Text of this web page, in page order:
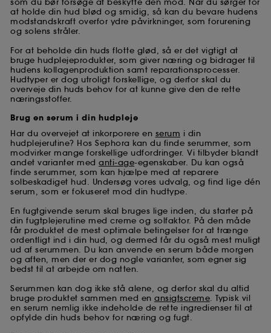
som du bør forsøge at beskytte den mod. Når du sørger for
at holde din hud blød og smidig, så kan du bevare hudens
modstandskraft overfor ydre påvirkninger, som forurening
og solens stråler.
For at beholde din huds flotte glød, så er det vigtigt at
bruge hudplejeprodukter, som giver næring og bidrager til
hudens kollagenproduktion samt reparationsprocesser.
Hudtyper er dog utroligt forskellige, og derfor skal du
overveje din huds behov for at kunne give den de rette
næringsstoffer.
Brug en serum i din hudpleje
Har du overvejet at inkorporere en serum i din
hudplejerutine? Hos Sephora kan du finde serummer, som
modvirker mange forskellige udfordringer. Vi tilbyder blandt
andet varianter med anti-age-egenskaber. Du kan også
finde serummer, som kan hjælpe med at reparere
solbeskadiget hud. Undersøg vores udvalg, og find lige dén
serum, som er fokuseret mod din hudtype.
En fugtgivende serum skal bruges lige inden, du starter på
din fugtplejerutine med creme og solfaktor. På den måde
får produktet de mest optimale betingelser for at trænge
ordentligt ind i din hud, og dermed får du også mest muligt
ud af serummen. Du kan anvende en serum både morgen
og aften, men der er dog nogle varianter, som egner sig
bedst til at arbejde om natten.
Serummen kan dog ikke stå alene, og derfor skal du altid
bruge produktet sammen med en ansigtscreme. Typisk vil
en serum nemlig ikke indeholde de rette ingredienser til at
opfylde din huds behov for næring og fugt.